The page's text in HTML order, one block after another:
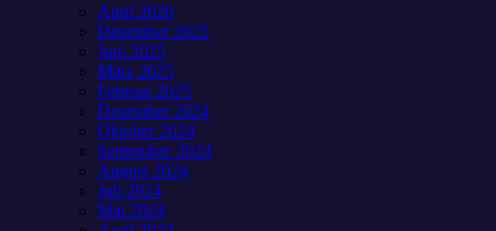
April 2026
Dezember 2025
Juni 2025
März 2025
Februar 2025
Dezember 2024
Oktober 2024
September 2024
August 2024
Juli 2024
Mai 2024